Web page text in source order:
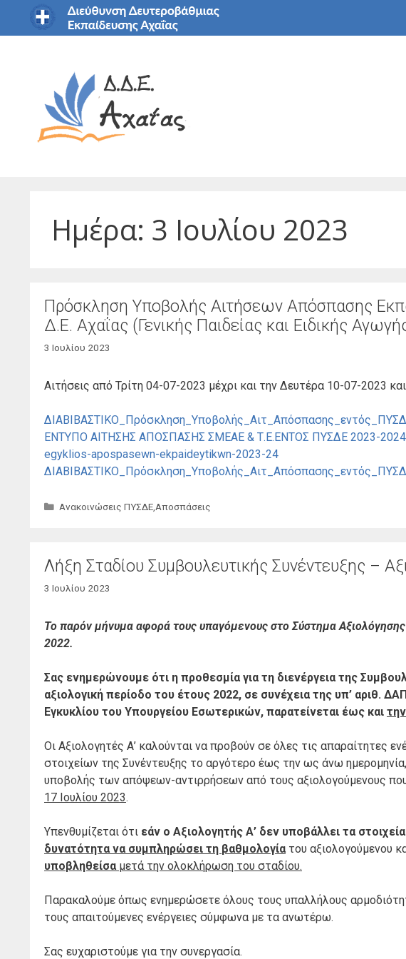
Μετάβαση
Ημέρα: 3 Ιουλίου 2023
Πρόσκληση Υποβολής Αιτήσεων Απόσπασης
Δ.Ε. Αχαΐας (Γενικής Παιδείας και Ειδικής
3 Ιουλίου 2023
Αιτήσεις από Τρίτη 04-07-2023 μέχρι και την Δευτέρα 10-07-2023
ΕΝΤΥΠΟ ΑΙΤΗΣΗΣ ΑΠΟΣΠΑΣΗΣ ΣΜΕΑΕ & Τ.Ε.ΕΝΤΟΣ ΠΥΣΔΕ 2023-2024
egyklios-apospasewn-ekpaideytikwn-2023-24
Κατηγορίες
Ανακοινώσεις ΠΥΣΔΕ,Αποσπάσεις
Λήξη Σταδίου Συμβουλευτικής Συνέντευξης –
3 Ιουλίου 2023
Το παρόν μήνυμα αφορά τους υπαγόμενους στο Σύστημα
2022.
Σας ενημερώνουμε ότι η προθεσμία για τη διενέργεια της
αξιολογική περίοδο του έτους 2022, σε συνέχεια της υπ’ αριθ.
Εγκυκλίου του Υπουργείου Εσωτερικών, παρατείνεται έως και
Οι Αξιολογητές Α’ καλούνται να προβούν σε όλες τις απαραίτητες
στοιχείων της Συνέντευξης το αργότερο έως την ως άνω
υποβολής των απόψεων-αντιρρήσεων από τους αξιολογούμενους
17 Ιουλίου 2023.
Υπενθυμίζεται ότι εάν ο Αξιολογητής Α’ δεν υποβάλλει τα
δυνατότητα να συμπληρώσει τη βαθμολογία του αξιολογούμενου
υποβληθείσα μετά την ολοκλήρωση του σταδίου.
Παρακαλούμε όπως ενημερώσετε όλους τους υπαλλήλους
τους απαιτούμενες ενέργειες σύμφωνα με τα ανωτέρω.
Σας ευχαριστούμε για την συνεργασία.